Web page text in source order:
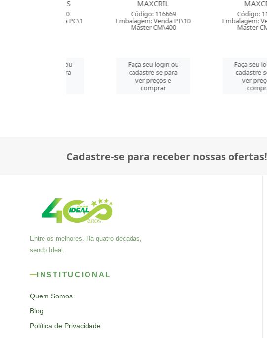
Código: 116669
Embalagem: Venda PT\10
Master CM\400
Faça seu login ou
cadastre-se para
ver preços e
Código: 116670
Embalagem: Venda PT\10
Master CM\400
Faça seu login ou
cadastre-se para
ver preços e
Cadastre-se para receber nossas ofertas!
Entre os melhores. Há quatro décadas,
sendo Ideal.
INSTITUCIONAL
Quem Somos
Blog
Política de Privacidade